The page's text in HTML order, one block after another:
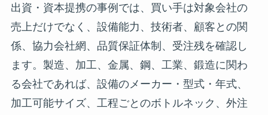
出資・資本提携の事例では、買い手は対象会社の
売上だけでなく、設備能力、技術者、顧客との関
係、協力会社網、品質保証体制、受注残を確認し
ます。製造、加工、金属、鋼、工業、鍛造に関わ
る会社であれば、設備のメーカー・型式・年式、
加工可能サイズ、工程ごとのボトルネック、外注